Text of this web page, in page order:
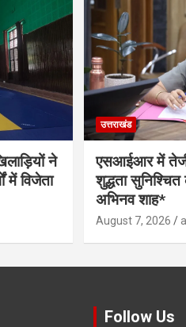
ने
में विजेता
उत्तराखंड
एसआईआर में तेजी
शुद्धता
अभिनव शाह*
August 7, 2026
Follow Us